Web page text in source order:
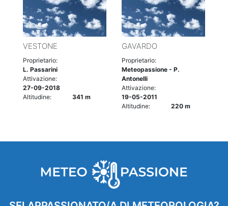
VESTONE
Proprietario:
L. Passarini
Attivazione:
27-09-2018
Altitudine:
341 m
GAVARDO
Proprietario:
Meteopassione - P.
Antonelli
Attivazione:
19-05-2011
Altitudine:
220 m